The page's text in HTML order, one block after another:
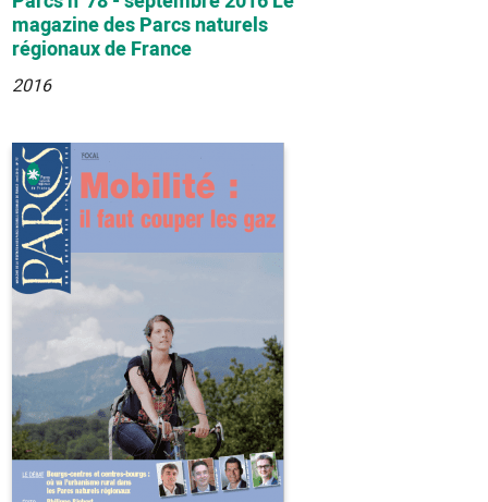
magazine des Parcs naturels
régionaux de France
2016